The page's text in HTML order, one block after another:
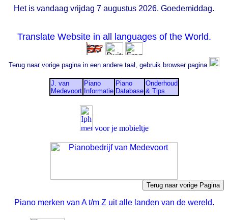
Het is vandaag vrijdag 7 augustus 2026. Goedemiddag.
Translate Website in all languages of the World.
Terug naar vorige pagina in een andere taal, gebruik browser pagina
J. van
Medevoort
Piano
Informatie
Piano
Database
Onderhoud
& Tips
voor je mobieltje
Piano merken van A t/m Z uit alle landen van de wereld.